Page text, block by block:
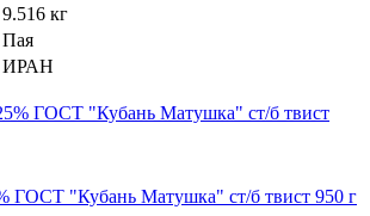
9.516 кг
Пая
ИРАН
ГОСТ "Кубань Матушка" ст/б твист 950 г